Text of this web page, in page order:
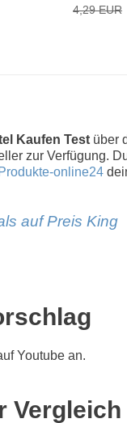
4,29 EUR
Kaufen Test über
zur Verfügung.
Produkte-online24
auf Preis King
Youtube an.